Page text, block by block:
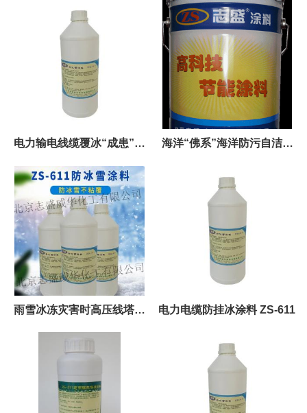
料
电力输电线缆覆冰“成患”，
ZS-611市场优势分析
海洋“佛系”海洋防污自洁材
雨雪冰冻灾害时高压线塔防 电力电缆防挂冰涂料 ZS-611